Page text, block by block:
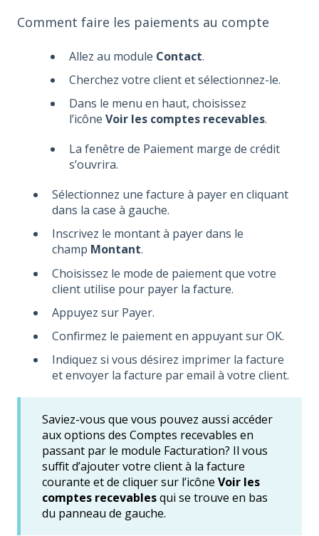
Comment faire les paiements au compte
Allez au module Contact.
Cherchez votre client et sélectionnez-le.
Dans le menu en haut, choisissez
l’icône Voir les comptes recevables.
La fenêtre de Paiement marge de crédit
s’ouvrira.
Sélectionnez une facture à payer en cliquant
dans la case à gauche.
Inscrivez le montant à payer dans le
champ Montant.
Choisissez le mode de paiement que votre
client utilise pour payer la facture.
Appuyez sur Payer.
Confirmez le paiement en appuyant sur OK.
Indiquez si vous désirez imprimer la facture
et envoyer la facture par email à votre client.
Saviez-vous que vous pouvez aussi accéder
aux options des Comptes recevables en
passant par le module Facturation? Il vous
suffit d’ajouter votre client à la facture
courante et de cliquer sur l’icône Voir les
comptes recevablesqui se trouve en bas
du panneau de gauche.